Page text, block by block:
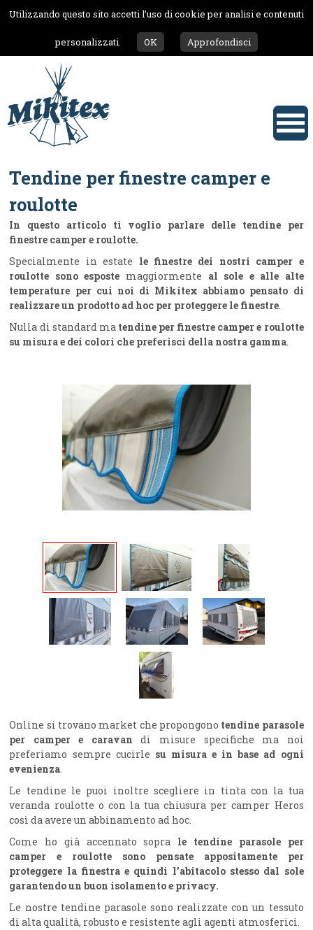
Utilizzando questo sito accetti l’uso di cookie per analisi e contenuti
personalizzati. OK Approfondisci
Tendine per finestre camper e
roulotte
In questo articolo ti voglio parlare delle tendine per
finestre camper e roulotte.
Specialmente in estate le finestre dei nostri camper e
roulotte sono esposte maggiormente al sole e alle alte
temperature per cui noi di Mikitex abbiamo pensato di
realizzare un prodotto ad hoc per proteggere le finestre
Nulla di standard ma tendine per finestre camper e roulotte
su misura e dei colori che preferisci della nostra gamma
Online si trovano market che propongono tendine parasole
per camper e caravan di misure specifiche ma noi
preferiamo sempre cucirle su misura e in base ad ogni
evenienza
Le tendine le puoi inoltre scegliere in tinta con la tua
veranda roulotte o con la tua chiusura per camper Heros
così da avere un abbinamento ad hoc.
Come ho già accennato sopra le tendine parasole per
camper e roulotte sono pensate appositamente per
proteggere la finestra e quindi l’abitacolo stesso dal sole
garantendo un buon isolamento e privacy.
Le nostre tendine parasole sono realizzate con un tessuto
di alta qualità, robusto e resistente agli agenti atmosferici.